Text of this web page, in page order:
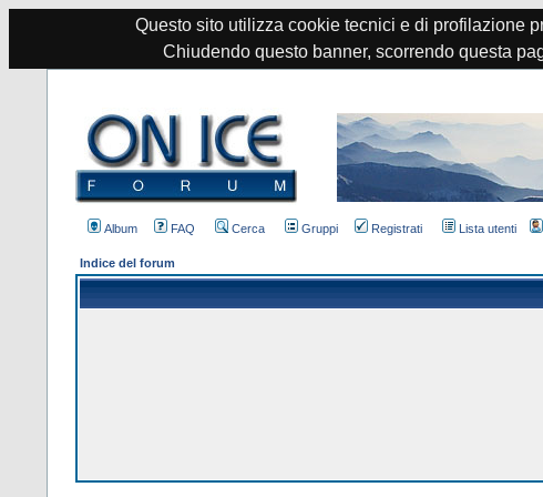
Questo sito utilizza cookie tecnici e di profilazione
Chiudendo questo banner, scorrendo questa
Album FAQ Cerca Gruppi Registrati Lista utenti
Indice del forum